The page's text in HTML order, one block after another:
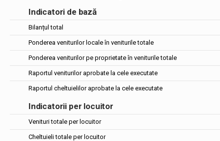
Indicatori de bază
Bilanțul total
Ponderea veniturilor locale în veniturile totale
Ponderea veniturilor pe proprietate în veniturile totale
Raportul veniturilor aprobate la cele executate
Raportul cheltuielilor aprobate la cele executate
Indicatorii per locuitor
Venituri totale per locuitor
Cheltuieli totale per locuitor